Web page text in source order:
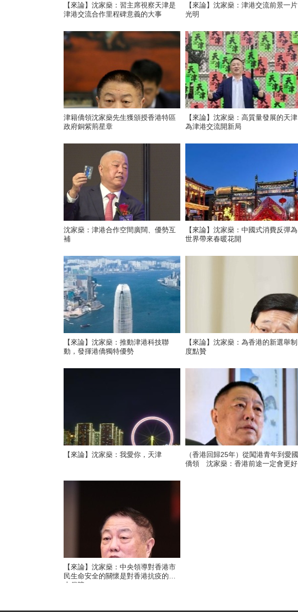
【來論】沈家燊：習主席視察天津是
津港交流合作里程碑意義的大事
【來論】沈家燊：津港交流前景一片
光明
津籍僑領沈家燊先生獲頒授香港特區
政府銅紫荊星章
【來論】沈家燊：高質量發展的天津
為津港交流開新局
沈家燊：津港合作空間廣闊、優勢互
補
【來論】沈家燊：中國式消費反彈為
世界帶來春暖花開
【來論】沈家燊：推動津港科技聯
動，發揮港僑獨特優勢
【來論】沈家燊：為香港的新選舉制
度點贊
【來論】沈家燊：我愛你，天津
（香港回歸25年）從闖港青年到愛國
僑領 沈家燊：香港前途一定會更好
【來論】沈家燊：中央領導對香港市
民生命安全的關懷是對香港抗疫的最
大保障